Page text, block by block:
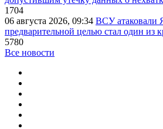
1704
06 августа 2026, 09:34 ВСУ атаковали
предварительной целью стал один
5780
Все новости